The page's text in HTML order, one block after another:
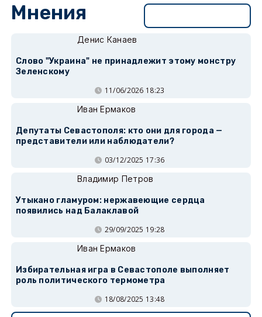
Мнения
Денис Канаев
Слово "Украина" не принадлежит этому монстру
Зеленскому
11/06/2026 18:23
Иван Ермаков
Депутаты Севастополя: кто они для города —
представители или наблюдатели?
03/12/2025 17:36
Владимир Петров
Утыкано гламуром: нержавеющие сердца
появились над Балаклавой
29/09/2025 19:28
Иван Ермаков
Избирательная игра в Севастополе выполняет
роль политического термометра
18/08/2025 13:48